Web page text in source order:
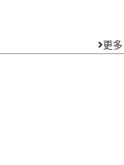
更多